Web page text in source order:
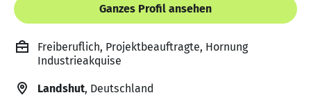
Ganzes Profil ansehen
Freiberuflich, Projektbeauftragte, Hornung
Industrieakquise
Landshut, Deutschland